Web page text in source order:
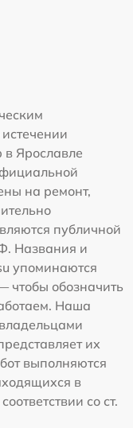
Ярославле
на ремонт,
публичной
Названия и
упоминаются
чтобы обозначить
Наша
их
выполняются
в
со ст.